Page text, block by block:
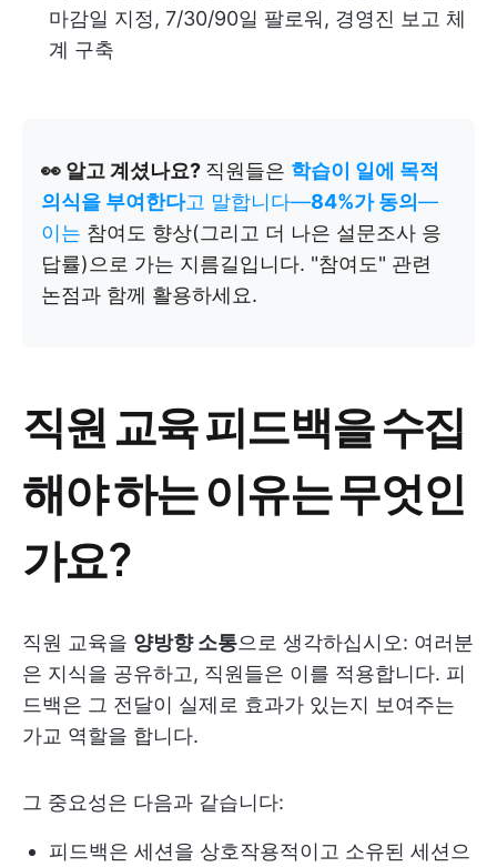
마감일 지정, 7/30/90일 팔로워, 경영진 보고 체
계 구축
👀 알고 계셨나요? 직원들은 학습이 일에 목적
의식을 부여한다고 말합니다—84%가 동의—
이는 참여도 향상(그리고 더 나은 설문조사 응
답률)으로 가는 지름길입니다. "참여도" 관련
논점과 함께 활용하세요.
직원 교육 피드백을 수집
해야 하는 이유는 무엇인
가요?
직원 교육을 양방향 소통으로 생각하십시오: 여러분
은 지식을 공유하고, 직원들은 이를 적용합니다. 피
드백은 그 전달이 실제로 효과가 있는지 보여주는
가교 역할을 합니다.
그 중요성은 다음과 같습니다:
피드백은 세션을 상호작용적이고 소유된 세션으